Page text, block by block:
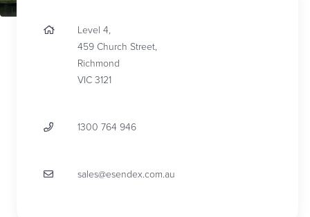
Level 4,
459 Church Street,
Richmond
VIC 3121
1300 764 946
sales@esendex.com.au